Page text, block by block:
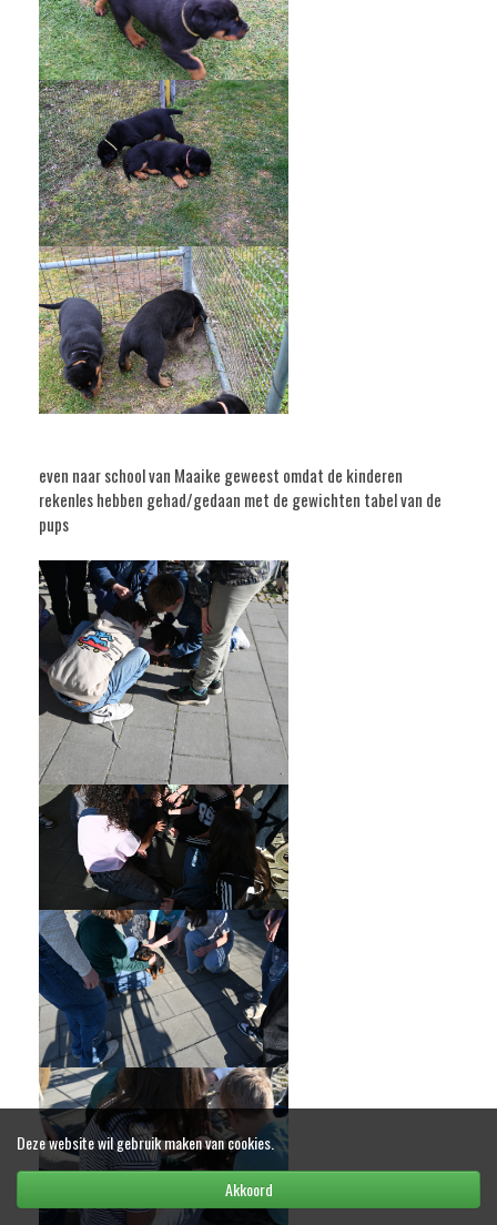
even naar school van Maaike geweest omdat de kinderen
rekenles hebben gehad/gedaan met de gewichten tabel van de
pups
Deze website wil gebruik maken van cookies.
Akkoord